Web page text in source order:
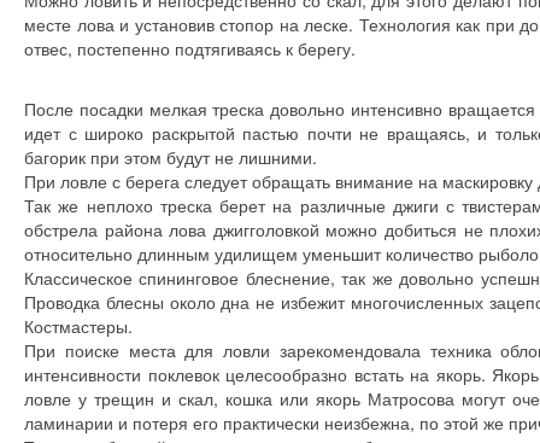
месте лова и установив стопор на леске. Технология как при
отвес, постепенно подтягиваясь к берегу.
После посадки мелкая треска довольно интенсивно
идет с широко раскрытой пастью почти не вращаясь, и
багорик при этом будут не лишними.
При ловле с берега следует обращать внимание на
Так же неплохо треска берет на различные джиги с
обстрела района лова джигголовкой можно добиться не
относительно длинным удилищем уменьшит количество
Классическое спининговое блеснение, так же довольно
Проводка блесны около дна не избежит многочисленных
Костмастеры.
При поиске места для ловли зарекомендовала техника
интенсивности поклевок целесообразно встать на якорь.
ловле у трещин и скал, кошка или якорь Матросова могут
ламинарии и потеря его практически неизбежна, по этой же